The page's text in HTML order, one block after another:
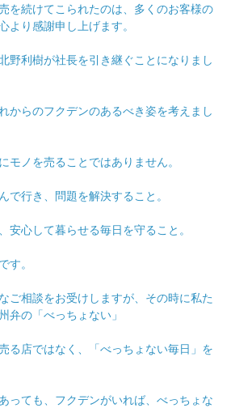
を続けてこられたのは、多くのお客様の
より感謝申し上げます。
野利樹が社長を引き継ぐことになりまし
からのフクデンのあるべき姿を考えまし
モノを売ることではありません。
で行き、問題を解決すること。
安心して暮らせる毎日を守ること。
す。
ご相談をお受けしますが、その時に私た
弁の「べっちょない」
る店ではなく、「べっちょない毎日」を
っても、フクデンがいれば、べっちょな